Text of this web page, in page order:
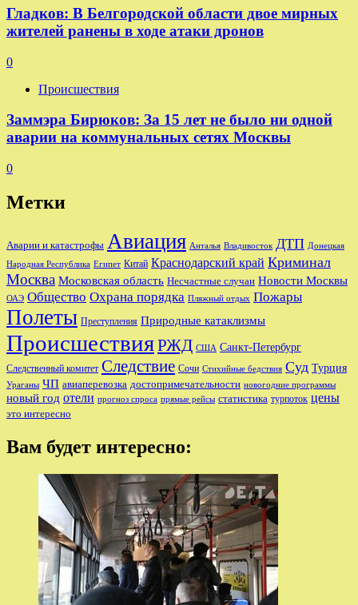
Гладков: В Белгородской области двое мирных
жителей ранены в ходе атаки дронов
0
Происшествия
Заммэра Бирюков: За 15 лет не было ни одной
аварии на коммунальных сетях Москвы
0
Метки
Аварии и катастрофы Авиация Анталья Владивосток ДТП Донецкая
Народная Республика Египет Китай Краснодарский край Криминал
Москва Московская область Несчастные случаи Новости Москвы
ОАЭ Общество Охрана порядка Пляжный отдых Пожары
Полеты Преступления Природные катаклизмы
ПроисшествияРЖД США Санкт-Петербург
Следственный комитет Следствие Сочи Стихийные бедствия Суд Турция
Ураганы ЧП авиаперевозка достопримечательности новогодние программы
новый год отели прогноз спроса прямые рейсы статистика турпоток цены
это интересно
Вам будет интересно: